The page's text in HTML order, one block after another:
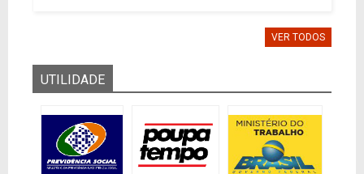
VER TODOS
UTILIDADE